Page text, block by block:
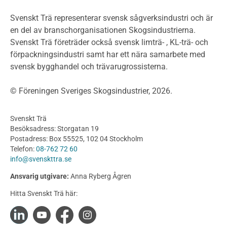
Klimatkalkylator hallar
Projektering av trähus - generellt
Byggsystem
Fasadsystem i skivmaterial
Bullerskärmar och andra utomhuskonstruktioner
Byggnation och utförande
Utförande
Produkter
Konstruktionsvirke
Konstruktionsvirke Behandlat
Konstruktionsvirke Fingerskarvat
Konstruktionsvirke Fingerskarvat Obehandlat
Limträ
Svenskt Trä representerar svensk sågverksindustri och är
en del av branschorganisationen Skogsindustrierna.
Svenskt Trä företräder också svensk limträ- , KL-trä- och
förpackningsindustri samt har ett nära samarbete med
svensk bygghandel och trävarugrossisterna.
© Föreningen Sveriges Skogsindustrier, 2026.
Svenskt Trä
Besöksadress: Storgatan 19
Postadress: Box 55525, 102 04 Stockholm
Telefon:08-762 72 60
info@svenskttra.se
Ansvarig utgivare: Anna Ryberg Ågren
Hitta Svenskt Trä här: